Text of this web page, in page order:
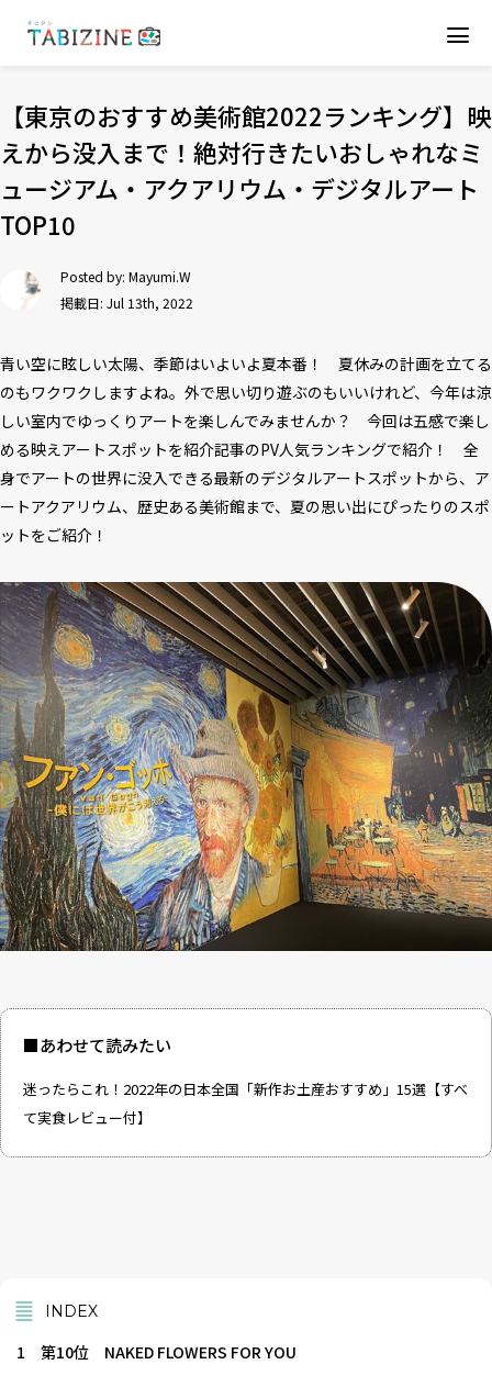
【東京のおすすめ美術館2022ランキング】映
えから没入まで！絶対行きたいおしゃれなミ
ュージアム・アクアリウム・デジタルアート
TOP10
Posted by: Mayumi.W
掲載日: Jul 13th, 2022
青い空に眩しい太陽、季節はいよいよ夏本番！ 夏休みの計画を立てる
のもワクワクしますよね。外で思い切り遊ぶのもいいけれど、今年は涼
しい室内でゆっくりアートを楽しんでみませんか？ 今回は五感で楽し
める映えアートスポットを紹介記事のPV人気ランキングで紹介！ 全
身でアートの世界に没入できる最新のデジタルアートスポットから、ア
ートアクアリウム、歴史ある美術館まで、夏の思い出にぴったりのスポ
ットをご紹介！
■あわせて読みたい
迷ったらこれ！2022年の日本全国「新作お土産おすすめ」15選【すべ
て実食レビュー付】
INDEX
1
第10位 NAKED FLOWERS FOR YOU